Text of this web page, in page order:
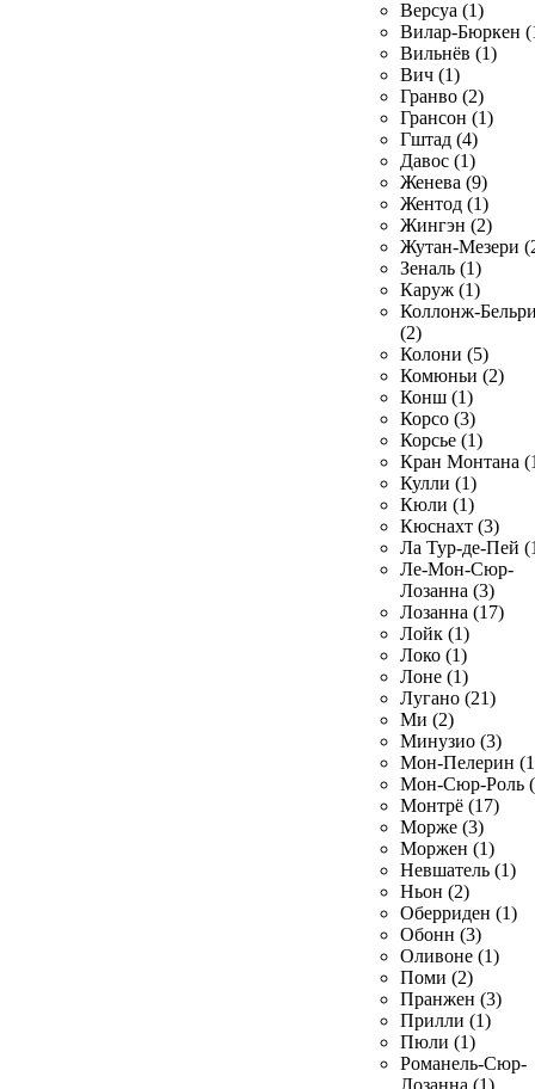
Версуа (1)
Вилар-Бюркен
Вильнёв (1)
Вич (1)
Гранво (2)
Грансон (1)
Гштад (4)
Давос (1)
Женева (9)
Жентод (1)
Жингэн (2)
Жутан-Мезери
Зеналь (1)
Каруж (1)
Коллонж-
(2)
Колони (5)
Комюньи (2)
Конш (1)
Корсо (3)
Корсье (1)
Кран Монтана
Кулли (1)
Кюли (1)
Кюснахт (3)
Ла Тур-де-Пей
Ле-Мон-Сюр-
Лозанна (3)
Лозанна (17)
Лойк (1)
Локо (1)
Лоне (1)
Лугано (21)
Ми (2)
Минузио (3)
Мон-Пелерин
Мон-Сюр-Роль
Монтрё (17)
Морже (3)
Моржен (1)
Невшатель (1)
Ньон (2)
Оберриден (1)
Обонн (3)
Оливоне (1)
Поми (2)
Пранжен (3)
Прилли (1)
Пюли (1)
Романель-Сюр-
Лозанна (1)